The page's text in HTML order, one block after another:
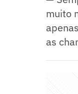
muito
as